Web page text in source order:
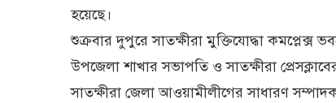
হয়েছে।
শুক্রবার দুপুরে সাতক্ষীরা মুক্তিযোদ্ধা
উপজেলা শাখার সভাপতি ও সাতক্ষীরা
সাতক্ষীরা জেলা আওয়ামীলীগের সাধারণ